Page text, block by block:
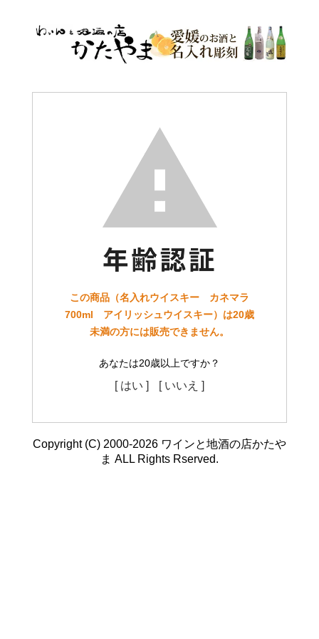
この商品（名入れウイスキー カネマラ
700ml アイリッシュウイスキー）は20歳
未満の方には販売できません。
あなたは20歳以上ですか？
[ はい ] [ いいえ ]
Copyright (C) 2000-2026 ワインと地酒の店かたや
ま ALL Rights Rserved.